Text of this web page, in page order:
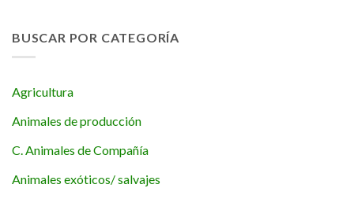
BUSCAR POR CATEGORÍA
Agricultura
Animales de producción
C. Animales de Compañía
Animales exóticos/ salvajes